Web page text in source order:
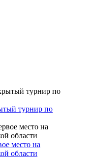
турнир по
место на
области